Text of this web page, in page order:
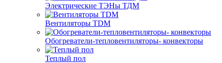
Электрические ТЭНы ТДМ
Вентиляторы TDM
Обогреватели-тепловентиляторы- конвекторы
Теплый пол